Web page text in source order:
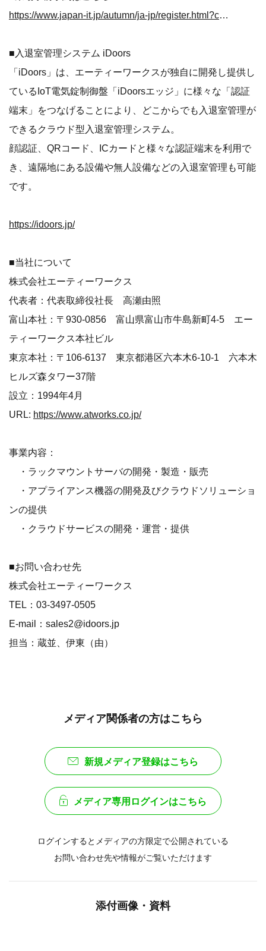
https://www.japan-it.jp/autumn/ja-jp/register.html?code=1460423001574629-BXK
■入退室管理システム iDoors
「iDoors」は、エーティーワークスが独自に開発し提供し
ているIoT電気錠制御盤「iDoorsエッジ」に様々な「認証
端末」をつなげることにより、どこからでも入退室管理が
できるクラウド型入退室管理システム。
顔認証、QRコード、ICカードと様々な認証端末を利用で
き、遠隔地にある設備や無人設備などの入退室管理も可能
です。
https://idoors.jp/
■当社について
株式会社エーティーワークス
代表者：代表取締役社長 高瀬由照
富山本社：〒930-0856 富山県富山市牛島新町4-5 エー
ティーワークス本社ビル
東京本社：〒106-6137 東京都港区六本木6-10-1 六本木
ヒルズ森タワー37階
設立：1994年4月
URL: https://www.atworks.co.jp/
事業内容：
・ラックマウントサーバの開発・製造・販売
・アプライアンス機器の開発及びクラウドソリューショ
ンの提供
・クラウドサービスの開発・運営・提供
■お問い合わせ先
株式会社エーティーワークス
TEL：03-3497-0505
E-mail：sales2@idoors.jp
担当：蔵並、伊東（由）
メディア関係者の方はこちら
新規メディア登録はこちら
メディア専用ログインはこちら
ログインするとメディアの方限定で公開されている
お問い合わせ先や情報がご覧いただけます
添付画像・資料